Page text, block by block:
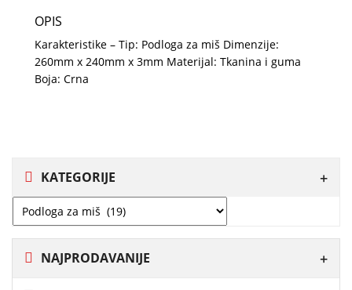
OPIS
Karakteristike – Tip: Podloga za miš Dimenzije:
260mm x 240mm x 3mm Materijal: Tkanina i guma
Boja: Crna
KATEGORIJE
NAJPRODAVANIJE